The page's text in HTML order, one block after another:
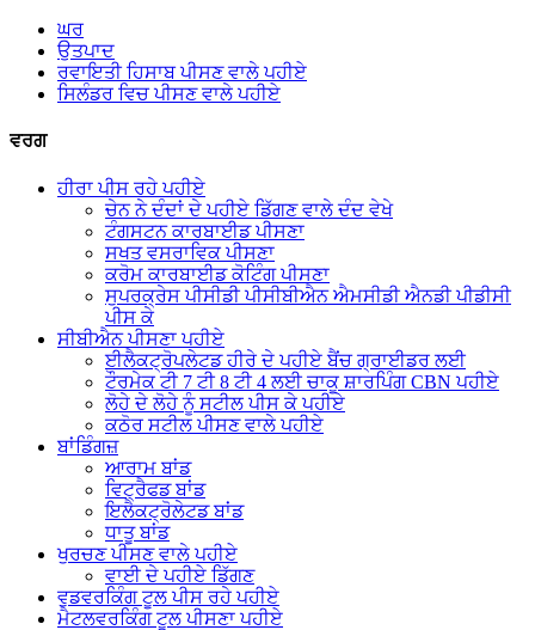
ਘਰ
ਉਤਪਾਦ
ਰਵਾਇਤੀ ਹਿਸਾਬ ਪੀਸਣ ਵਾਲੇ ਪਹੀਏ
ਸਿਲੰਡਰ ਵਿਚ ਪੀਸਣ ਵਾਲੇ ਪਹੀਏ
ਵਰਗ
ਹੀਰਾ ਪੀਸ ਰਹੇ ਪਹੀਏ
ਚੇਨ ਨੇ ਦੰਦਾਂ ਦੇ ਪਹੀਏ ਡਿੱਗਣ ਵਾਲੇ ਦੰਦ ਵੇਖੇ
ਟੰਗਸਟਨ ਕਾਰਬਾਈਡ ਪੀਸਣਾ
ਸਖਤ ਵਸਰਾਵਿਕ ਪੀਸਣਾ
ਕਰੋਮ ਕਾਰਬਾਈਡ ਕੋਟਿੰਗ ਪੀਸਣਾ
ਸੁਪਰਕ੍ਰੇਸ ਪੀਸੀਡੀ ਪੀਸੀਬੀਐਨ ਐਮਸੀਡੀ ਐਨਡੀ ਪੀਡੀਸੀ
ਪੀਸ ਕੇ
ਸੀਬੀਐਨ ਪੀਸਣਾ ਪਹੀਏ
ਈਲੈਕਟ੍ਰੋਪਲੇਟਡ ਹੀਰੇ ਦੇ ਪਹੀਏ ਬੈਂਚ ਗ੍ਰਾਈਡਰ ਲਈ
ਟੌਰਮੇਕ ਟੀ 7 ਟੀ 8 ਟੀ 4 ਲਈ ਚਾਕੂ ਸ਼ਾਰਪਿੰਗ CBN ਪਹੀਏ
ਲੋਹੇ ਦੇ ਲੋਹੇ ਨੂੰ ਸਟੀਲ ਪੀਸ ਕੇ ਪਹੀਏ
ਕਠੋਰ ਸਟੀਲ ਪੀਸਣ ਵਾਲੇ ਪਹੀਏ
ਬਾਂਡਿੰਗਜ਼
ਆਰਾਮ ਬਾਂਡ
ਵਿਟ੍ਰੈਫਡ ਬਾਂਡ
ਇਲੈਕਟ੍ਰੋਲੇਟਡ ਬਾਂਡ
ਧਾਤੂ ਬਾਂਡ
ਖੁਰਚਣ ਪੀਸਣ ਵਾਲੇ ਪਹੀਏ
ਵਾਈ ਦੇ ਪਹੀਏ ਡਿੱਗਣ
ਵੁਡਵਰਕਿੰਗ ਟੂਲ ਪੀਸ ਰਹੇ ਪਹੀਏ
ਮੈਟਲਵਰਕਿੰਗ ਟੂਲ ਪੀਸਣਾ ਪਹੀਏ